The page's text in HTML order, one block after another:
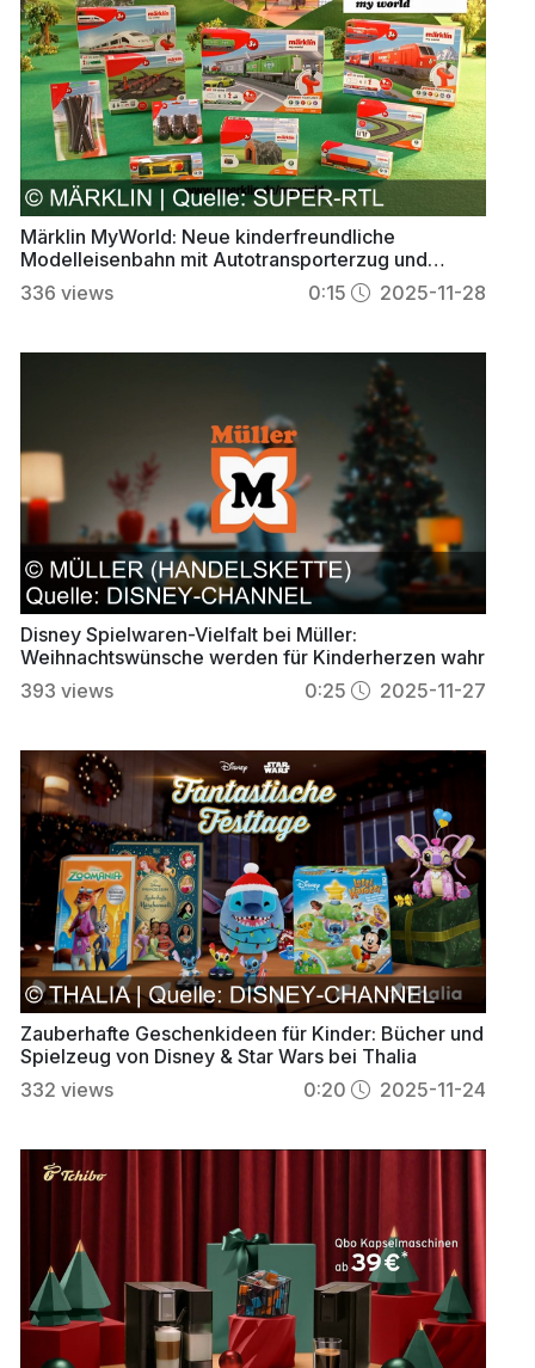
Märklin MyWorld: Neue kinderfreundliche
Modelleisenbahn mit Autotransporterzug und
Drehscheibe
336 views 0:15 2025-11-28
Disney Spielwaren-Vielfalt bei Müller:
Weihnachtswünsche werden für Kinderherzen wahr
393 views 0:25 2025-11-27
Zauberhafte Geschenkideen für Kinder: Bücher und
Spielzeug von Disney & Star Wars bei Thalia
332 views 0:20 2025-11-24